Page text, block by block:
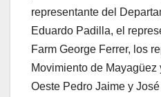
representante del
Eduardo Padilla, el
Farm George Ferrer, los
Movimiento de Mayagüez
Oeste Pedro Jaime y José